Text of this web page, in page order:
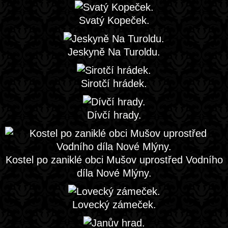
Svatý Kopeček.
Jeskyně Na Turoldu.
Sirotčí hrádek.
Dívčí hrady.
Kostel po zaniklé obci Mušov uprostřed Vodního
díla Nové Mlýny.
Lovecký zámeček.